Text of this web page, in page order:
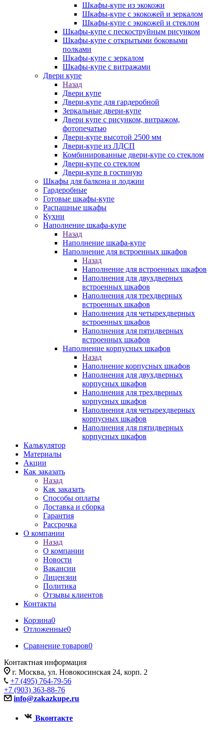
Шкафы-купе из экокожи
Шкафы-купе с экокожей и зеркалом
Шкафы-купе с экокожей и стеклом
Шкафы-купе с пескоструйным рисунком
Шкафы-купе с открытыми боковыми
полками
Шкафы-купе с зеркалом
Шкафы-купе с витражами
Двери купе
Назад
Двери купе
Двери-купе для гардеробной
Зеркальные двери-купе
Двери купе с рисунком, витражом,
фотопечатью
Двери-купе высотой 2500 мм
Двери-купе из ЛДСП
Комбинированные двери-купе со стеклом
Двери-купе со стеклом
Двери-купе в гостиную
Шкафы для балкона и лоджии
Гардеробные
Готовые шкафы-купе
Распашные шкафы
Кухни
Наполнение шкафа-купе
Назад
Наполнение шкафа-купе
Наполнение для встроенных шкафов
Назад
Наполнение для встроенных шкафов
Наполнения для двухдверных
встроенных шкафов
Наполнения для трехдверных
встроенных шкафов
Наполнения для четырехдверных
встроенных шкафов
Наполнения для пятидверных
встроенных шкафов
Наполнение корпусных шкафов
Назад
Наполнение корпусных шкафов
Наполнения для двухдверных
корпусных шкафов
Наполнения для трехдверных
корпусных шкафов
Наполнения для четырехдверных
корпусных шкафов
Наполнения для пятидверных
корпусных шкафов
Калькулятор
Материалы
Акции
Как заказать
Назад
Как заказать
Способы оплаты
Доставка и сборка
Гарантия
Рассрочка
О компании
Назад
О компании
Новости
Вакансии
Лицензии
Политика
Отзывы клиентов
Контакты
Корзина0
Отложенные0
Сравнение товаров0
Контактная информация
г. Москва, ул. Новокосинская 24, корп. 2
+7 (495) 764-79-56
+7 (903) 363-88-76
info@zakazkupe.ru
Вконтакте